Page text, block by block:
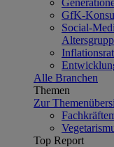
GfK-
Social-
Alle Branchen
Themen
Zur
Top Report